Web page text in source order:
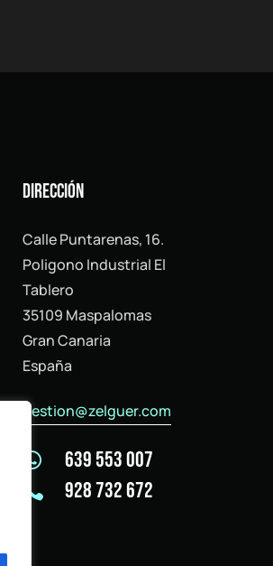
Dirección
Calle Puntarenas, 16.
Poligono Industrial El
Tablero
35109 Maspalomas
Gran Canaria
España
gestion@zelguer.com
 639 553 007
 928 732 672